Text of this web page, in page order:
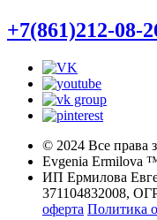
+7(861)212-08-
© 2024 Все права
Evgenia Ermilova
ИП Ермилова
371104832008,
оферта Политика